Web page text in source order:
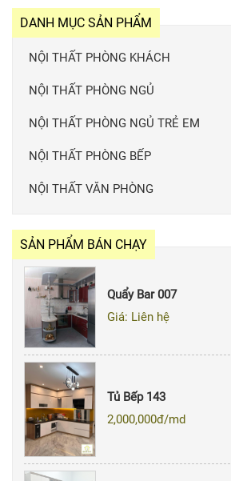
DANH MỤC SẢN PHẨM
NỘI THẤT PHÒNG KHÁCH
NỘI THẤT PHÒNG NGỦ
NỘI THẤT PHÒNG NGỦ TRẺ EM
NỘI THẤT PHÒNG BẾP
NỘI THẤT VĂN PHÒNG
SẢN PHẨM BÁN CHẠY
Quẩy Bar 007
Giá: Liên hệ
Tủ Bếp 143
2,000,000đ/md